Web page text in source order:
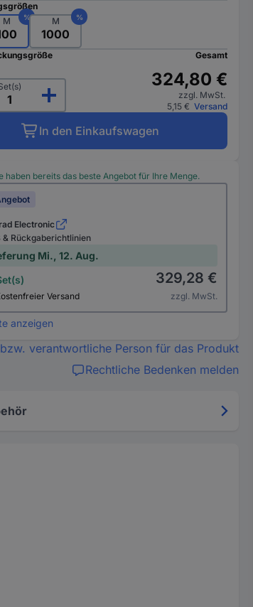
M % M %
1000
Gesamt
324,80 €
zzgl. MwSt.
5,15 € Versand
In den Einkaufswagen
haben bereits das beste Angebot für Ihre Menge.
Electronic
& Rückgaberichtlinien
Mi., 12. Aug.
Versand
329,28 €
zzgl. MwSt.
anzeigen
verantwortliche Person für das Produkt
Rechtliche Bedenken melden